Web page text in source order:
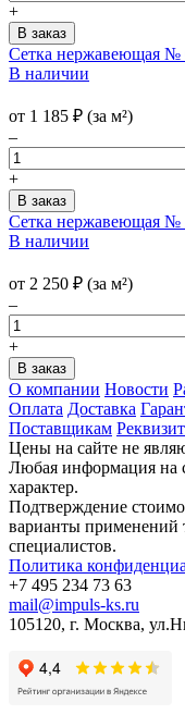
+
Сетка нержавеющая №
В наличии
от 1 185 ₽ (за м²)
–
+
Сетка нержавеющая №
В наличии
от 2 250 ₽ (за м²)
–
+
О компании Новости
Оплата Доставка
Поставщикам
Цены на сайте не
Любая информация на
характер.
Подтверждение
варианты применений
специалистов.
Политика
+7 495 234 73 63
mail@impuls-ks.ru
105120, г. Москва,